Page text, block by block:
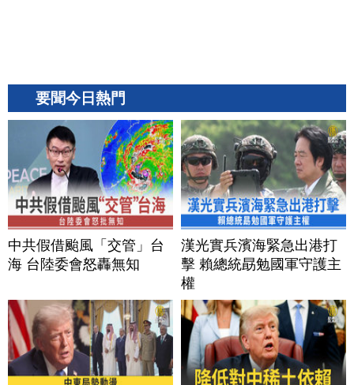
要聞今日熱門
中共假借颱風「交管」台
海 台陸委會怒轟無知
漢光實兵濱海緊急出港打
擊 賴總統勗勉國軍守護主
權